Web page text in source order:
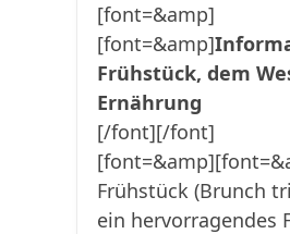
[font=&amp]
[font=&amp]
Frühstück, dem
Ernährung
[/font][/font]
Frühstück (Brunch
ein hervorragendes